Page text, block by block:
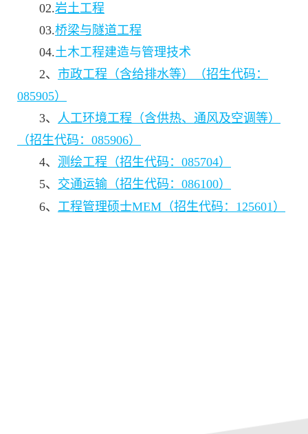
02.岩土工程
03.桥梁与隧道工程
04.土木工程建造与管理技术
2、 市政工程（含给排水等）（招生代码：
085905）
3、 人工环境工程（含供热、通风及空调等）
（招生代码：085906）
4、 测绘工程（招生代码：085704）
5、 交通运输（招生代码：086100）
6、 工程管理硕士MEM（招生代码：125601）